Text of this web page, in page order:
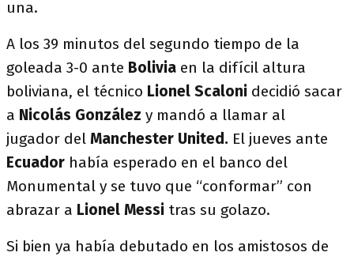
una.
A los 39 minutos del segundo tiempo de la
goleada 3-0 ante Bolivia en la difícil altura
boliviana, el técnico Lionel Scaloni decidió sacar
a Nicolás González y mandó a llamar al
jugador del Manchester United. El jueves ante
Ecuador había esperado en el banco del
Monumental y se tuvo que “conformar” con
abrazar a Lionel Messi tras su golazo.
Si bien ya había debutado en los amistosos de